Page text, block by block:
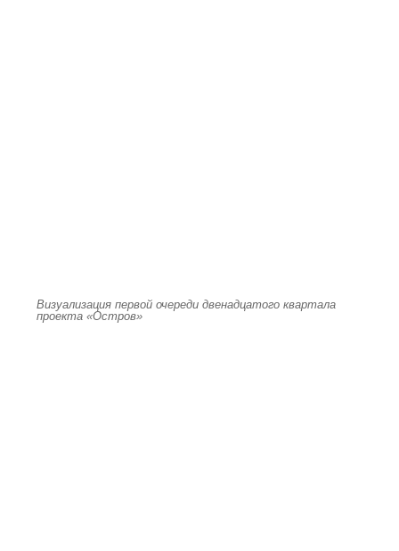
Визуализация первой очереди двенадцатого квартала
проекта «Остров»